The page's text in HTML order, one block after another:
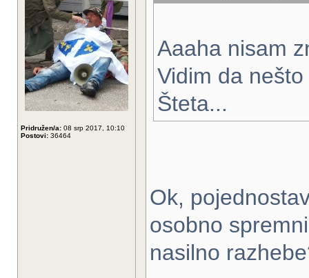
Pridružen/a: 08 srp 2017, 10:10
Postovi: 36464
Aaaha nisam
Vidim da
Šteta...
Ok,
osobno
nasilno